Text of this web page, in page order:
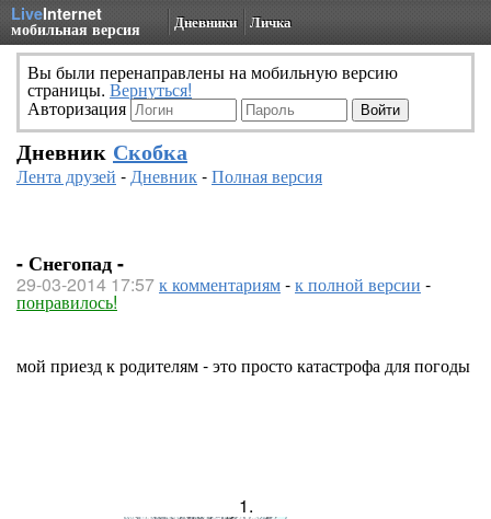
LiveInternet
мобильная версия Дневники Личка
Вы были перенаправлены на мобильную версию
страницы. Вернуться!
Авторизация
Дневник Скобка
Лента друзей -Дневник-Полная версия
- Снегопад -
29-03-2014 17:57к комментариям-к полной версии -
понравилось!
мой приезд к родителям - это просто катастрофа для погоды
1.